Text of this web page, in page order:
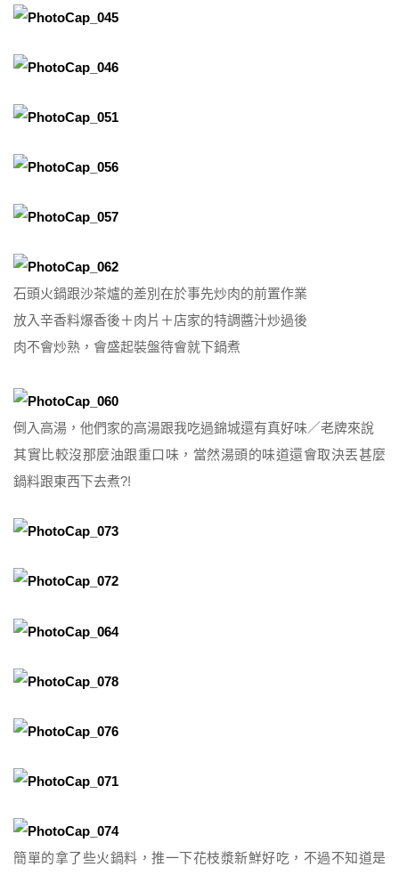
石頭火鍋跟沙茶爐的差別在於事先炒肉的前置作業
放入辛香料爆香後＋肉片＋店家的特調醬汁炒過後
肉不會炒熟，會盛起裝盤待會就下鍋煮
倒入高湯，他們家的高湯跟我吃過錦城還有真好味／老牌來說
其實比較沒那麼油跟重口味，當然湯頭的味道還會取決丟甚麼
鍋料跟東西下去煮?!
簡單的拿了些火鍋料，推一下花枝漿新鮮好吃，不過不知道是